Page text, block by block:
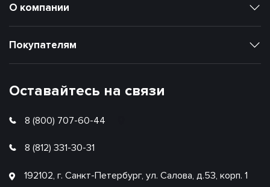
Оставайтесь на связи
8 (800) 707-60-44
8 (812) 331-30-31
192102, г. Санкт-Петербург, ул. Салова, д.53, корп. 1
Покупателям
О компании